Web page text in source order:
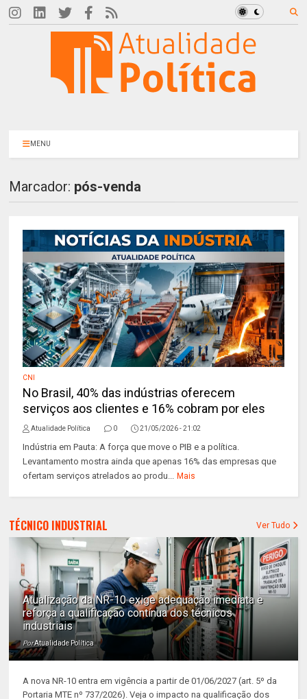
MENU
Marcador: pós-venda
CNI
No Brasil, 40% das indústrias oferecem
serviços aos clientes e 16% cobram por eles
Atualidade Política 0 21/05/2026 - 21:02
Indústria em Pauta: A força que move o PIB e a política.
Levantamento mostra ainda que apenas 16% das empresas que
ofertam serviços atrelados ao produ... Mais
TÉCNICO INDUSTRIAL Ver Tudo
Atualização da NR-10 exige adequação imediata e
reforça a qualificação contínua dos técnicos
industriais
PorAtualidade Política
A nova NR-10 entra em vigência a partir de 01/06/2027 (art. 5º da
Portaria MTE nº 737/2026). Veja o impacto na qualificação dos